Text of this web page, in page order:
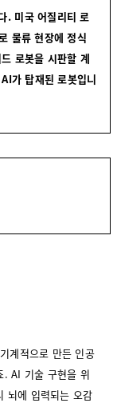
. 미국 어질리티 로
물류 현장에 정식
로봇을 시판할 계
가 탑재된 로봇입니
적으로 만든 인공
. AI 기술 구현을 위
뇌에 입력되는 오감